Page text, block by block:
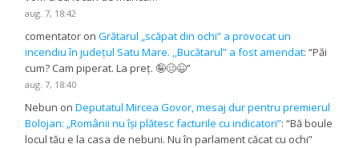
aug. 7, 18:42
comentator onGrătarul „scăpat din ochi” a provocat un
incendiu în județul Satu Mare. ,,Bucătarul” a fost amendat: “Păi
cum? Cam piperat. La preț. 🤪🥴😉”
aug. 7, 18:40
Nebun onDeputatul Mircea Govor, mesaj dur pentru premierul
Bolojan: „Românii nu își plătesc facturile cu indicatori”: “Bă boule
locul tău e la casa de nebuni. Nu în parlament căcat cu ochi”